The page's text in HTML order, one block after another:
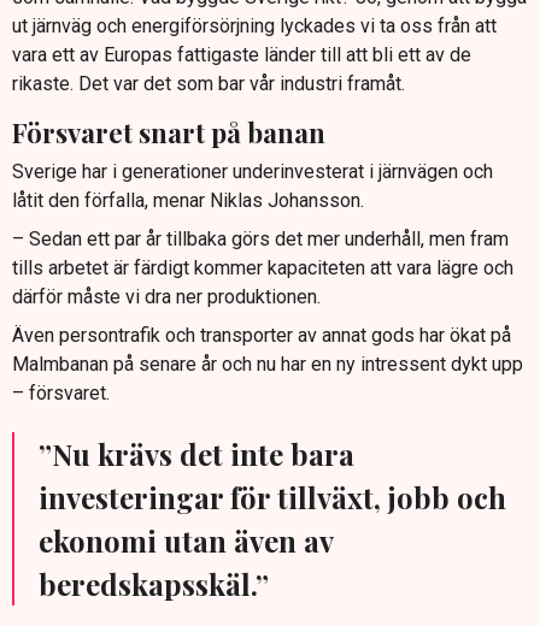
ut järnväg och energiförsörjning lyckades vi ta oss från att
vara ett av Europas fattigaste länder till att bli ett av de
rikaste. Det var det som bar vår industri framåt.
Försvaret snart på banan
Sverige har i generationer underinvesterat i järnvägen och
låtit den förfalla, menar Niklas Johansson.
– Sedan ett par år tillbaka görs det mer underhåll, men fram
tills arbetet är färdigt kommer kapaciteten att vara lägre och
därför måste vi dra ner produktionen.
Även persontrafik och transporter av annat gods har ökat på
Malmbanan på senare år och nu har en ny intressent dykt upp
– försvaret.
”Nu krävs det inte bara
investeringar för tillväxt, jobb och
ekonomi utan även av
beredskapsskäl.”